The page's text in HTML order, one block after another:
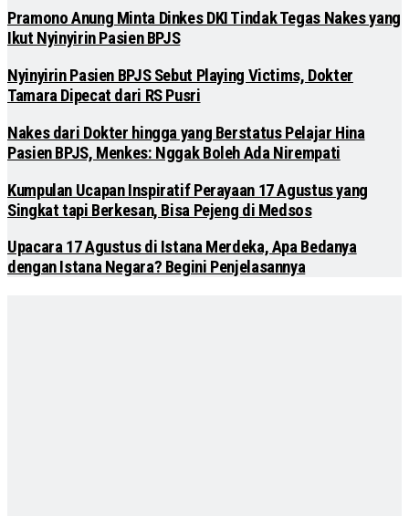
Pramono Anung Minta Dinkes DKI Tindak Tegas Nakes yang
Ikut Nyinyirin Pasien BPJS
Nyinyirin Pasien BPJS Sebut Playing Victims, Dokter
Tamara Dipecat dari RS Pusri
Nakes dari Dokter hingga yang Berstatus Pelajar Hina
Pasien BPJS, Menkes: Nggak Boleh Ada Nirempati
Kumpulan Ucapan Inspiratif Perayaan 17 Agustus yang
Singkat tapi Berkesan, Bisa Pejeng di Medsos
Upacara 17 Agustus di Istana Merdeka, Apa Bedanya
dengan Istana Negara? Begini Penjelasannya